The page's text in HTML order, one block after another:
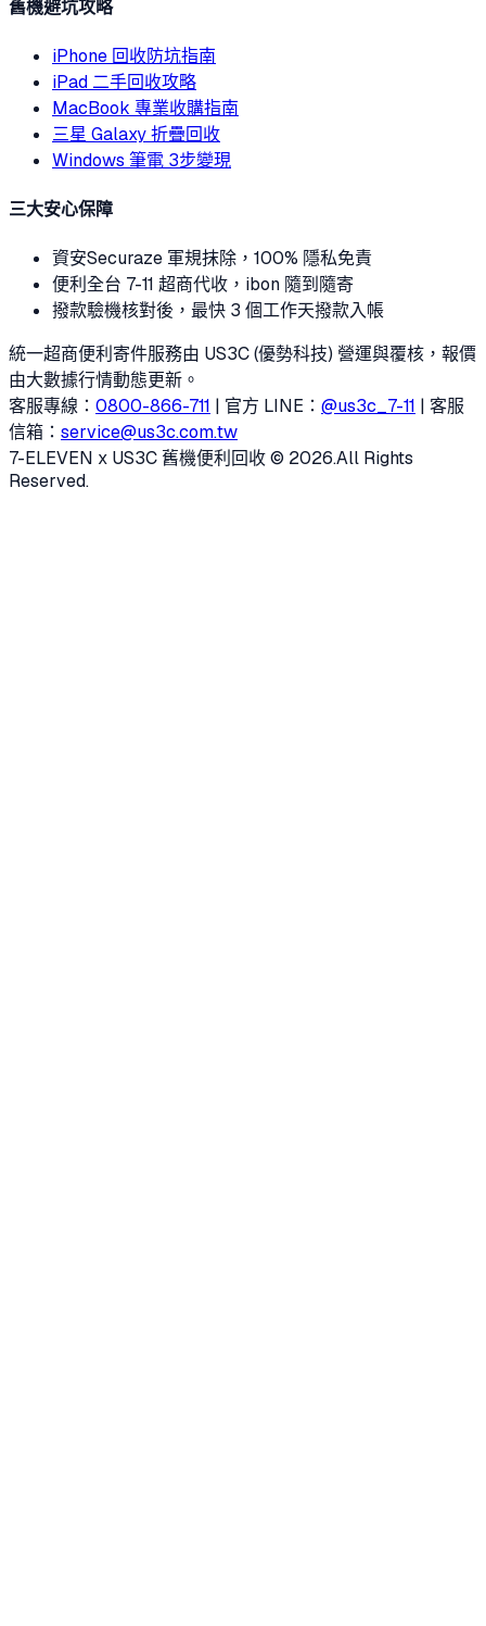
舊機避坑攻略
iPhone 回收防坑指南
iPad 二手回收攻略
MacBook 專業收購指南
三星 Galaxy 折疊回收
Windows 筆電 3步變現
三大安心保障
資安Securaze 軍規抹除，100% 隱私免責
便利全台 7-11 超商代收，ibon 隨到隨寄
撥款驗機核對後，最快 3 個工作天撥款入帳
統一超商便利寄件服務由 US3C (優勢科技) 營運與覆核，報價
由大數據行情動態更新。
客服專線： 0800-866-711 | 官方 LINE： @us3c_7-11 | 客服
信箱： service@us3c.com.tw
7-ELEVEN x US3C 舊機便利回收 © 2026.All Rights
Reserved.